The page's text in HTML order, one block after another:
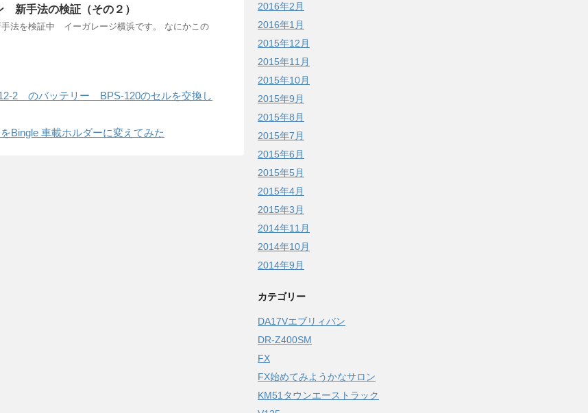
新手法の検証（その２）
法を検証中 イーガレージ横浜です。 なにかこの
2 のバッテリー BPS-120のセルを交換し
Bingle 車載ホルダーに変えてみた
2016年2月
2016年1月
2015年12月
2015年11月
2015年10月
2015年9月
2015年8月
2015年7月
2015年6月
2015年5月
2015年4月
2015年3月
2014年11月
2014年10月
2014年9月
カテゴリー
DA17Vエブリィバン
DR-Z400SM
FX
FX始めてみようかなサロン
KM51タウンエーストラック